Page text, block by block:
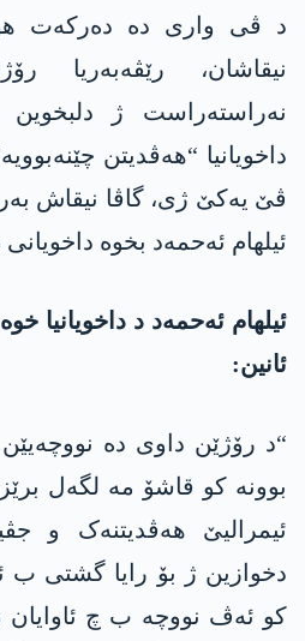
د ڤی واری دە دەرکەت
نیقاشان، رێڤەبەریا
نەراستەراست ژ دلبخوین
داخویانیا “ھەڤدیتن
ڤێ یەکێ ژی، گاڤا نیقاش
ئیلھام ئەحمەد بخوە داخویانی
ئیلهام ئەحمەد د داخویانیا
ئانین:
“د رۆژێن داوی دە
بوونە کو قاشۆ مە لگەل
ئیمرالیێ ھەڤدیتنەک و
دخوازین ژ بۆ رایا گشتی ب
کو ئەڤ نووچە ب چ ئاوایان